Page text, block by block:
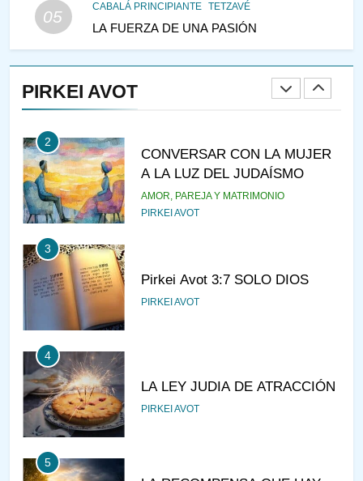
05
CABALÁ PRINCIPIANTE TETZAVÉ
LA FUERZA DE UNA PASIÓN
PIRKEI AVOT
1
RAZI ¿QUIÉN ES SABIO?
2
CONVERSAR CON LA MUJER
A LA LUZ DEL JUDAÍSMO
AMOR, PAREJA Y MATRIMONIO
PIRKEI AVOT
3
Pirkei Avot 3:7 SOLO DIOS
PIRKEI AVOT
4
LA LEY JUDIA DE ATRACCIÓN
PIRKEI AVOT
5